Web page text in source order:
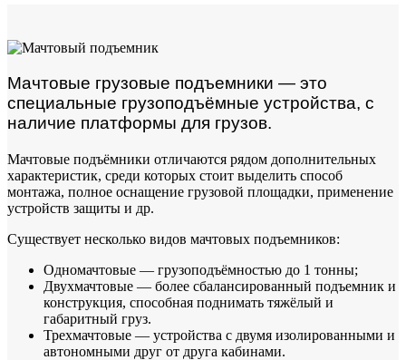
Мачтовые грузовые подъемники — это
специальные грузоподъёмные устройства, с
наличие платформы для грузов.
Мачтовые подъёмники отличаются рядом дополнительных
характеристик, среди которых стоит выделить способ
монтажа, полное оснащение грузовой площадки, применение
устройств защиты и др.
Существует несколько видов мачтовых подъемников:
Одномачтовые — грузоподъёмностью до 1 тонны;
Двухмачтовые — более сбалансированный подъемник и
конструкция, способная поднимать тяжёлый и
габаритный груз.
Трехмачтовые — устройства с двумя изолированными и
автономными друг от друга кабинами.